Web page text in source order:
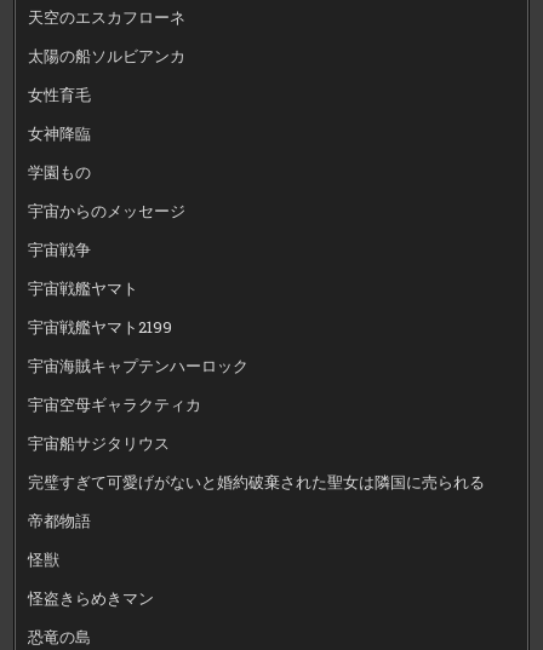
天空のエスカフローネ
太陽の船ソルビアンカ
女性育毛
女神降臨
学園もの
宇宙からのメッセージ
宇宙戦争
宇宙戦艦ヤマト
宇宙戦艦ヤマト2199
宇宙海賊キャプテンハーロック
宇宙空母ギャラクティカ
宇宙船サジタリウス
完璧すぎて可愛げがないと婚約破棄された聖女は隣国に売られる
帝都物語
怪獣
怪盗きらめきマン
恐竜の島